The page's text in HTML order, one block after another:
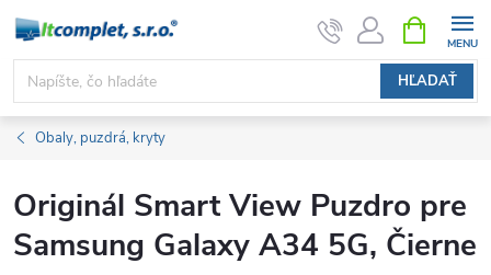
Prejsť
obsah
HĽADAŤ
KOŠÍK
Obaly, puzdrá, kryty
Originál Smart View Puzdro pre
Samsung Galaxy A34 5G, Čierne